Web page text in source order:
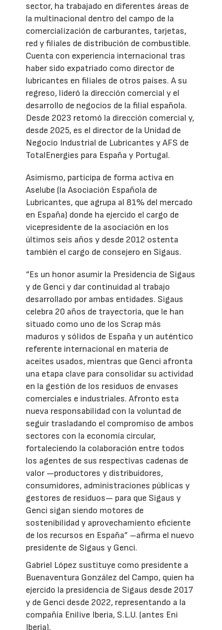
sector, ha trabajado en diferentes áreas de
la multinacional dentro del campo de la
comercialización de carburantes, tarjetas,
red y filiales de distribución de combustible.
Cuenta con experiencia internacional tras
haber sido expatriado como director de
lubricantes en filiales de otros países. A su
regreso, lideró la dirección comercial y el
desarrollo de negocios de la filial española.
Desde 2023 retomó la dirección comercial y,
desde 2025, es el director de la Unidad de
Negocio Industrial de Lubricantes y AFS de
TotalEnergies para España y Portugal.
Asimismo, participa de forma activa en
Aselube (la Asociación Española de
Lubricantes, que agrupa al 81% del mercado
en España) donde ha ejercido el cargo de
vicepresidente de la asociación en los
últimos seis años y desde 2012 ostenta
también el cargo de consejero en Sigaus.
“Es un honor asumir la Presidencia de Sigaus
y de Genci y dar continuidad al trabajo
desarrollado por ambas entidades. Sigaus
celebra 20 años de trayectoria, que le han
situado como uno de los Scrap más
maduros y sólidos de España y un auténtico
referente internacional en materia de
aceites usados, mientras que Genci afronta
una etapa clave para consolidar su actividad
en la gestión de los residuos de envases
comerciales e industriales. Afronto esta
nueva responsabilidad con la voluntad de
seguir trasladando el compromiso de ambos
sectores con la economía circular,
fortaleciendo la colaboración entre todos
los agentes de sus respectivas cadenas de
valor —productores y distribuidores,
consumidores, administraciones públicas y
gestores de residuos— para que Sigaus y
Genci sigan siendo motores de
sostenibilidad y aprovechamiento eficiente
de los recursos en España” –afirma el nuevo
presidente de Sigaus y Genci.
Gabriel López sustituye como presidente a
Buenaventura González del Campo, quien ha
ejercido la presidencia de Sigaus desde 2017
y de Genci desde 2022, representando a la
compañía Enilive Iberia, S.L.U. (antes Eni
Iberia).